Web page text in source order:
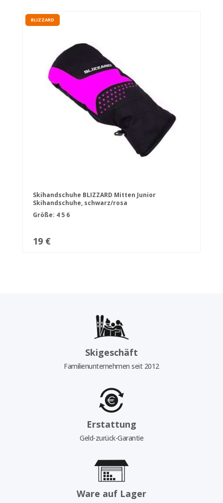
BLIZZARD
Skihandschuhe BLIZZARD Mitten Junior
Skihandschuhe, schwarz/rosa
Größe: 4 5 6
19 €
Skigeschäft
Familienunternehmen seit 2012
Erstattung
Geld-zurück-Garantie
Ware auf Lager